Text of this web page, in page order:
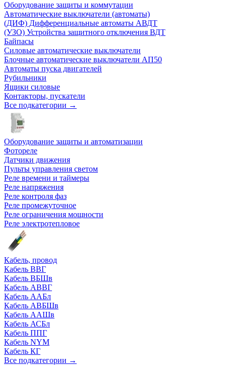
Оборудование защиты и коммутации
Автоматические выключатели (автоматы)
(ДИФ) Дифференциальные автоматы АВДТ
(УЗО) Устройства защитного отключения ВДТ
Байпасы
Силовые автоматические выключатели
Блочные автоматические выключатели АП50
Автоматы пуска двигателей
Рубильники
Ящики силовые
Контакторы, пускатели
Все подкатегории →
Оборудование защиты и автоматизации
Фотореле
Датчики движения
Пульты управления светом
Реле времени и таймеры
Реле напряжения
Реле контроля фаз
Реле промежуточное
Реле ограничения мощности
Реле электротепловое
Кабель, провод
Кабель ВВГ
Кабель ВБШв
Кабель АВВГ
Кабель ААБл
Кабель АВБШв
Кабель ААШв
Кабель АСБл
Кабель ППГ
Кабель NYM
Кабель КГ
Все подкатегории →